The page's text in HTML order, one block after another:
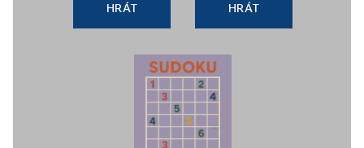
HRÁT HRÁT